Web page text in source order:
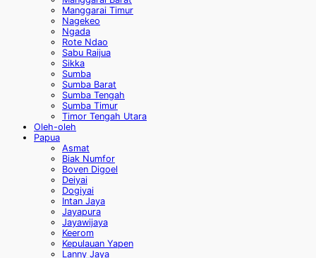
Manggarai Timur
Nagekeo
Ngada
Rote Ndao
Sabu Raijua
Sikka
Sumba
Sumba Barat
Sumba Tengah
Sumba Timur
Timor Tengah Utara
Oleh-oleh
Papua
Asmat
Biak Numfor
Boven Digoel
Deiyai
Dogiyai
Intan Jaya
Jayapura
Jayawijaya
Keerom
Kepulauan Yapen
Lanny Jaya